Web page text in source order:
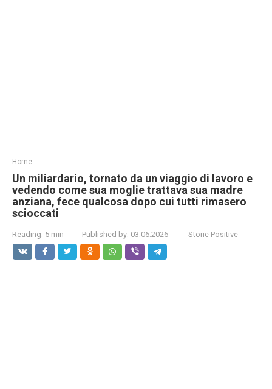
Home
Un miliardario, tornato da un viaggio di lavoro e
vedendo come sua moglie trattava sua madre
anziana, fece qualcosa dopo cui tutti rimasero
scioccati
Reading: 5 min Published by: 03.06.2026 Storie Positive